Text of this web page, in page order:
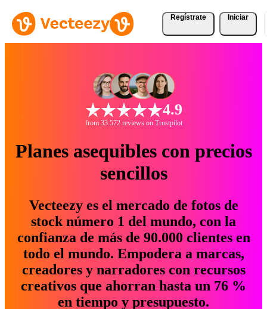
Regístrate Iniciar
4.9
from 33.572 reviews on Trustpilot
Planes asequibles con precios
sencillos
Vecteezy es el mercado de fotos de
stock número 1 del mundo, con la
confianza de más de 90.000 clientes en
todo el mundo. Empodera a marcas,
creadores y narradores con recursos
creativos que ahorran hasta un 76 %
en tiempo y presupuesto.